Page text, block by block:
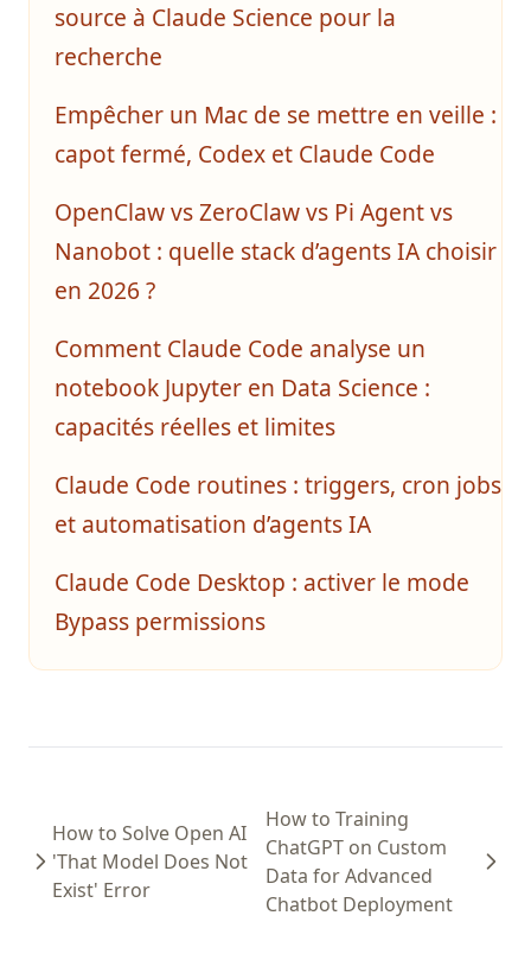
source à Claude Science pour la
recherche
Empêcher un Mac de se mettre en veille :
capot fermé, Codex et Claude Code
OpenClaw vs ZeroClaw vs Pi Agent vs
Nanobot : quelle stack d’agents IA choisir
en 2026 ?
Comment Claude Code analyse un
notebook Jupyter en Data Science :
capacités réelles et limites
Claude Code routines : triggers, cron jobs
et automatisation d’agents IA
Claude Code Desktop : activer le mode
Bypass permissions
How to Solve Open AI
'That Model Does Not
Exist' Error
How to Training
ChatGPT on Custom
Data for Advanced
Chatbot Deployment